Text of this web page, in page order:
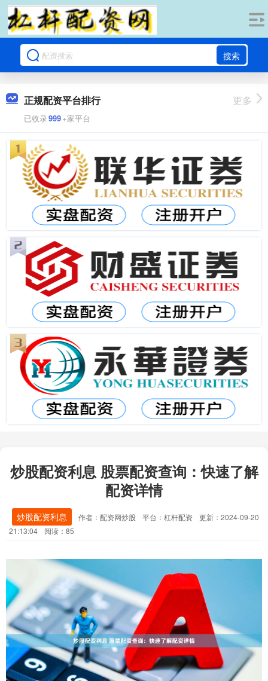
搜索
正规配资平台排行
已收录999+家平台
更多
炒股配资利息 股票配资查询：快速了解
配资详情
炒股配资利息 作者：配资网炒股 平台：杠杆配资
更新：2024-09-20
21:13:04
阅读：85